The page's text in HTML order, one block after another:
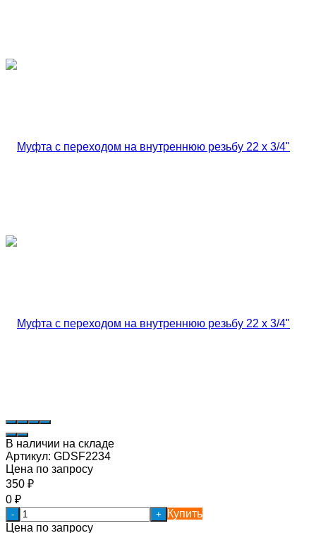
В наличии на складе
Артикул: GDSF2234
Цена по запросу
350 ₽
0 ₽
- +
Купить
Цена по запросу